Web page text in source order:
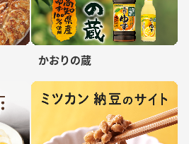
かおりの蔵